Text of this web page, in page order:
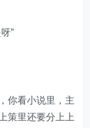
”
你看小说里，主
策里还要分上上